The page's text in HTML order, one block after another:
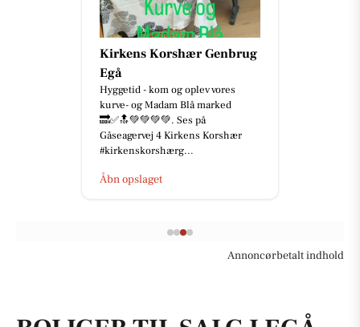
Kirkens Korshær Genbrug
Egå
Hyggetid - kom og oplev vores
kurve- og Madam Blå marked
🔜✅🔝💚💚💚💚. Ses på
Gåseagervej 4 Kirkens Korshær
#kirkenskorshærg...
Åbn opslaget
Annoncørbetalt indhold